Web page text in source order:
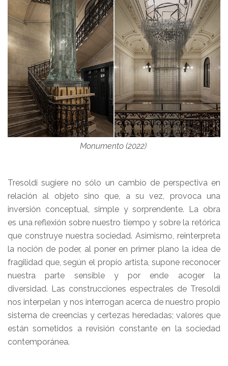
Monumento (2022)
Tresoldi sugiere no sólo un cambio de perspectiva en
relación al objeto sino que, a su vez, provoca una
inversión conceptual, simple y sorprendente. La obra
es una reflexión sobre nuestro tiempo y sobre la retórica
que construye nuestra sociedad. Asimismo, reinterpreta
la noción de poder, al poner en primer plano la idea de
fragilidad que, según el propio artista, supone reconocer
nuestra parte sensible y por ende acoger la
diversidad. Las construcciones espectrales de Tresoldi
nos interpelan y nos interrogan acerca de nuestro propio
sistema de creencias y certezas heredadas; valores que
están sometidos a revisión constante en la sociedad
contemporánea.